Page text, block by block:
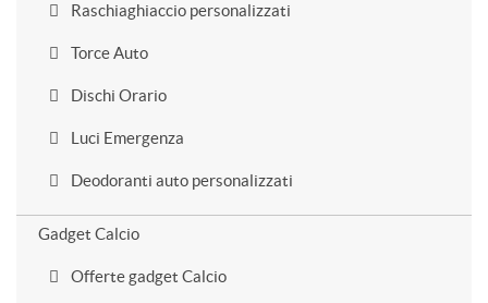
Raschiaghiaccio personalizzati
Torce Auto
Dischi Orario
Luci Emergenza
Deodoranti auto personalizzati
Gadget Calcio
Offerte gadget Calcio